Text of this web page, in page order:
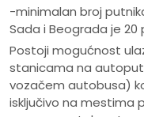
-minimalan broj
Sada i Beograda je 20
Postoji mogućnost
stanicama na
vozačem autobusa)
isključivo na mestima